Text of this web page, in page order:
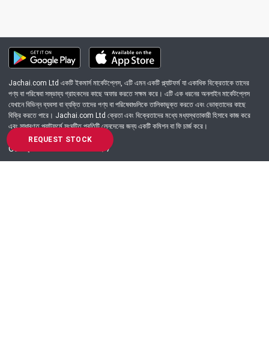
REQUEST STOCK
Jachai.com Ltd একটি ইকমার্স মার্কেটপ্লেস, এটি এমন একটি প্ল্যাটফর্ম যা একাধিক বিক্রেতাকে তাদের
পণ্য বা পরিষেবা সম্ভাব্য গ্রাহকদের কাছে অফার করতে সক্ষম করে। এটি এক ধরনের অনলাইন মার্কেটপ্লেস
যেখানে বিভিন্ন ব্যবসা বা ব্যক্তি তাদের পণ্য বা পরিষেবাগুলিকে তালিকাভুক্ত করতে এবং ভোক্তাদের কাছে
বিক্রি করতে পারে। Jachai.com Ltd ক্রেতা এবং বিক্রেতাদের মধ্যে মধ্যস্থতাকারী হিসাবে কাজ করে
এবং সাধারণত প্ল্যাটফর্মে সংঘটিত প্রতিটি লেনদেনের জন্য একটি কমিশন বা ফি চার্জ করে।
Got Question? Call us 24/7